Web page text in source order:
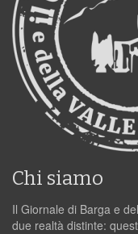
Chi siamo
Il Giornale di Barga e
due realtà distinte: